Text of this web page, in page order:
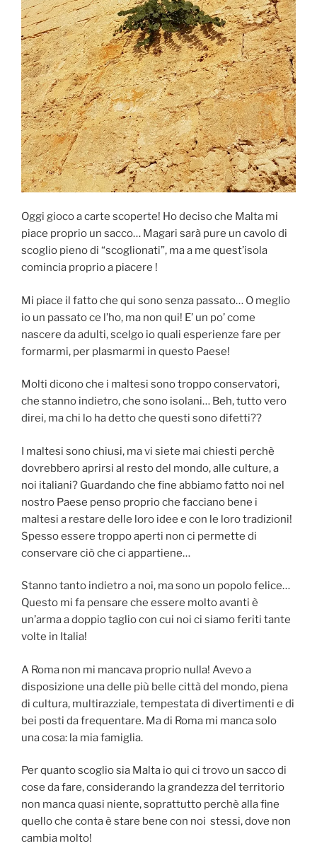
Oggi gioco a carte scoperte! Ho deciso che Malta mi
piace proprio un sacco… Magari sarà pure un cavolo di
scoglio pieno di “scoglionati”, ma a me quest’isola
comincia proprio a piacere !
Mi piace il fatto che qui sono senza passato… O meglio
io un passato ce l’ho, ma non qui! E’ un po’ come
nascere da adulti, scelgo io quali esperienze fare per
formarmi, per plasmarmi in questo Paese!
Molti dicono che i maltesi sono troppo conservatori,
che stanno indietro, che sono isolani… Beh, tutto vero
direi, ma chi lo ha detto che questi sono difetti??
I maltesi sono chiusi, ma vi siete mai chiesti perchè
dovrebbero aprirsi al resto del mondo, alle culture, a
noi italiani? Guardando che fine abbiamo fatto noi nel
nostro Paese penso proprio che facciano bene i
maltesi a restare delle loro idee e con le loro tradizioni!
Spesso essere troppo aperti non ci permette di
conservare ciò che ci appartiene…
Stanno tanto indietro a noi, ma sono un popolo felice…
Questo mi fa pensare che essere molto avanti è
un’arma a doppio taglio con cui noi ci siamo feriti tante
volte in Italia!
A Roma non mi mancava proprio nulla! Avevo a
disposizione una delle più belle città del mondo, piena
di cultura, multirazziale, tempestata di divertimenti e di
bei posti da frequentare. Ma di Roma mi manca solo
una cosa: la mia famiglia.
Per quanto scoglio sia Malta io qui ci trovo un sacco di
cose da fare, considerando la grandezza del territorio
non manca quasi niente, soprattutto perchè alla fine
quello che conta è stare bene con noi stessi, dove non
cambia molto!